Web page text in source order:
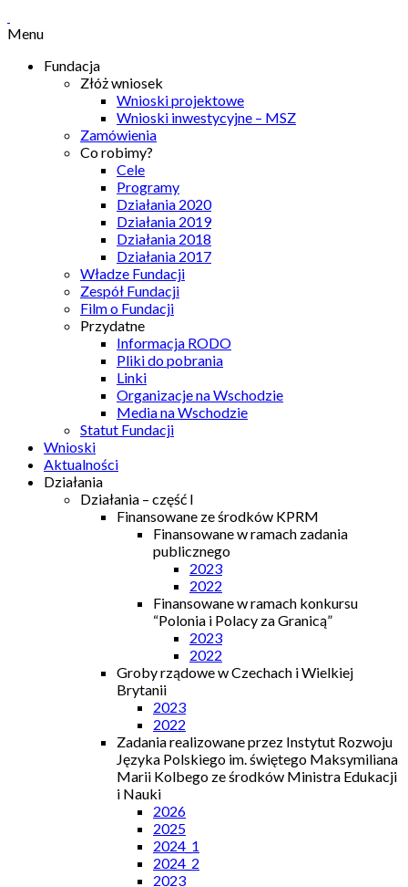
Menu
Fundacja
Złóż wniosek
Wnioski projektowe
Wnioski inwestycyjne – MSZ
Zamówienia
Co robimy?
Cele
Programy
Działania 2020
Działania 2019
Działania 2018
Działania 2017
Władze Fundacji
Zespół Fundacji
Film o Fundacji
Przydatne
Informacja RODO
Pliki do pobrania
Linki
Organizacje na Wschodzie
Media na Wschodzie
Statut Fundacji
Wnioski
Aktualności
Działania
Działania – część I
Finansowane ze środków KPRM
Finansowane w ramach zadania
publicznego
2023
2022
Finansowane w ramach konkursu
“Polonia i Polacy za Granicą”
2023
2022
Groby rządowe w Czechach i Wielkiej
Brytanii
2023
2022
Zadania realizowane przez Instytut Rozwoju
Języka Polskiego im. świętego Maksymiliana
Marii Kolbego ze środków Ministra Edukacji
i Nauki
2026
2025
2024_1
2024_2
2023